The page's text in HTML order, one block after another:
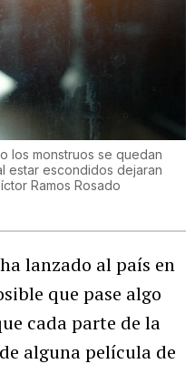
los monstruos se quedan
estar escondidos dejaran
Ramos Rosado
lanzado al país en
que pase algo
cada parte de la
alguna película de